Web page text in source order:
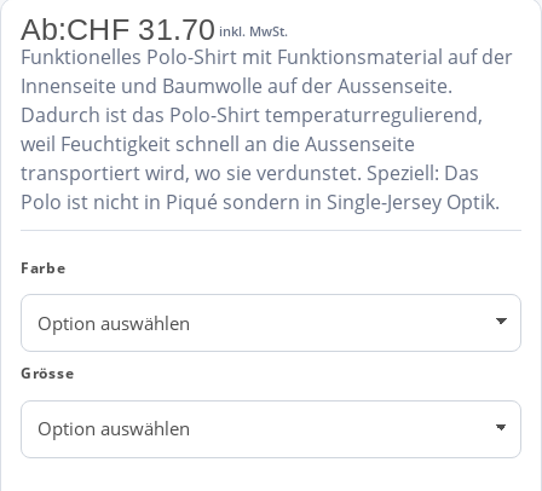
Ab:CHF31.70 inkl. MwSt.
Funktionelles Polo-Shirt mit Funktionsmaterial auf der
Innenseite und Baumwolle auf der Aussenseite.
Dadurch ist das Polo-Shirt temperaturregulierend,
weil Feuchtigkeit schnell an die Aussenseite
transportiert wird, wo sie verdunstet. Speziell: Das
Polo ist nicht in Piqué sondern in Single-Jersey Optik.
Farbe
Grösse